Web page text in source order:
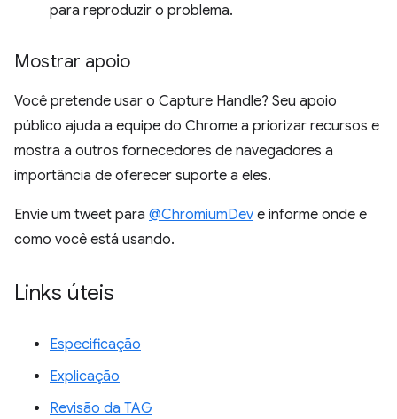
para reproduzir o problema.
Mostrar apoio
Você pretende usar o Capture Handle? Seu apoio
público ajuda a equipe do Chrome a priorizar recursos e
mostra a outros fornecedores de navegadores a
importância de oferecer suporte a eles.
Envie um tweet para @ChromiumDev e informe onde e
como você está usando.
Links úteis
Especificação
Explicação
Revisão da TAG